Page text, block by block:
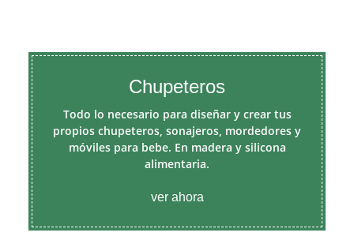
Chupeteros
Todo lo necesario para diseñar y crear tus
propios chupeteros, sonajeros, mordedores y
móviles para bebe. En madera y silicona
alimentaria.
ver ahora